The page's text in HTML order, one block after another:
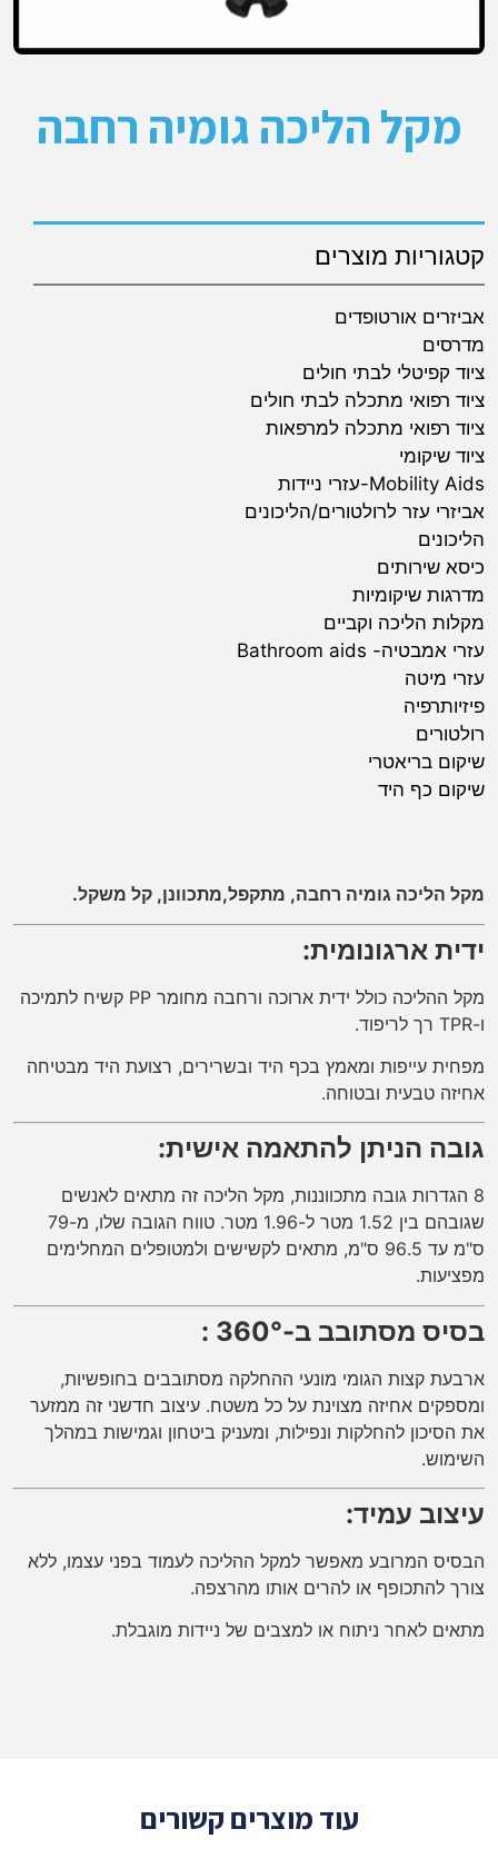
קטגוריות מוצרים
אביזרים אורטופדים
מדרסים
ציוד קפיטלי לבתי חולים
ציוד רפואי מתכלה לבתי חולים
ציוד רפואי מתכלה למרפאות
ציוד שיקומי
Mobility Aids-עזרי ניידות
אביזרי עזר לרולטורים/הליכונים
הליכונים
כיסא שירותים
מדרגות שיקומיות
מקלות הליכה וקביים
עזרי אמבטיה- Bathroom aids
עזרי מיטה
פיזיותרפיה
רולטורים
שיקום בריאטרי
שיקום כף היד
מקל הליכה גומיה רחבה
מקל הליכה גומיה רחבה, מתקפל,מתכוונן, קל משקל.
ידית ארגונומית:
מקל ההליכה כולל ידית ארוכה ורחבה מחומר PP קשיח לתמיכה
ו-TPR רך לריפוד.
מפחית עייפות ומאמץ בכף היד ובשרירים, רצועת היד מבטיחה
אחיזה טבעית ובטוחה.
גובה הניתן להתאמה אישית:
8 הגדרות גובה מתכווננות, מקל הליכה זה מתאים לאנשים
שגובהם בין 1.52 מטר ל-1.96 מטר. טווח הגובה שלו, מ-79
ס"מ עד 96.5 ס"מ, מתאים לקשישים ולמטופלים המחלימים
מפציעות.
בסיס מסתובב ב-360° :
ארבעת קצות הגומי מונעי ההחלקה מסתובבים בחופשיות,
ומספקים אחיזה מצוינת על כל משטח. עיצוב חדשני זה ממזער
את הסיכון להחלקות ונפילות, ומעניק ביטחון וגמישות במהלך
השימוש.
עיצוב עמיד:
הבסיס המרובע מאפשר למקל ההליכה לעמוד בפני עצמו, ללא
צורך להתכופף או להרים אותו מהרצפה.
מתאים לאחר ניתוח או למצבים של ניידות מוגבלת.
עוד מוצרים קשורים